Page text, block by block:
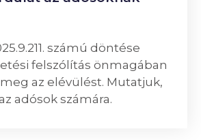
számú döntése
felszólítás önmagában
az elévülést. Mutatjuk,
adósok számára.